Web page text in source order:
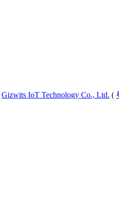
Gizwits IoT Technology Co., Ltd. (